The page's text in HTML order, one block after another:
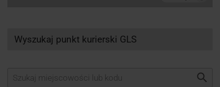
Wyszukaj punkt kurierski GLS